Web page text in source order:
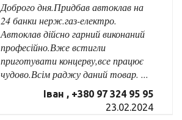
Доброго дня.Придбав автоклав на
24 банки нерж.газ-електро.
Автоклав дійсно гарний виконаний
професійно.Вже встигли
приготувати концерву,все працює
чудово.Всім раджу даний товар. ...
Іван , +380 97 324 95 95
23.02.2024